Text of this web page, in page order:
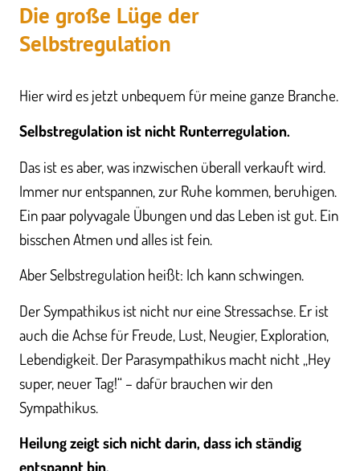
Die große Lüge der
Selbstregulation
Hier wird es jetzt unbequem für meine ganze Branche.
Selbstregulation ist nicht Runterregulation.
Das ist es aber, was inzwischen überall verkauft wird.
Immer nur entspannen, zur Ruhe kommen, beruhigen.
Ein paar polyvagale Übungen und das Leben ist gut. Ein
bisschen Atmen und alles ist fein.
Aber Selbstregulation heißt: Ich kann schwingen.
Der Sympathikus ist nicht nur eine Stressachse. Er ist
auch die Achse für Freude, Lust, Neugier, Exploration,
Lebendigkeit. Der Parasympathikus macht nicht „Hey
super, neuer Tag!“ – dafür brauchen wir den
Sympathikus.
Heilung zeigt sich nicht darin, dass ich ständig
entspannt bin.